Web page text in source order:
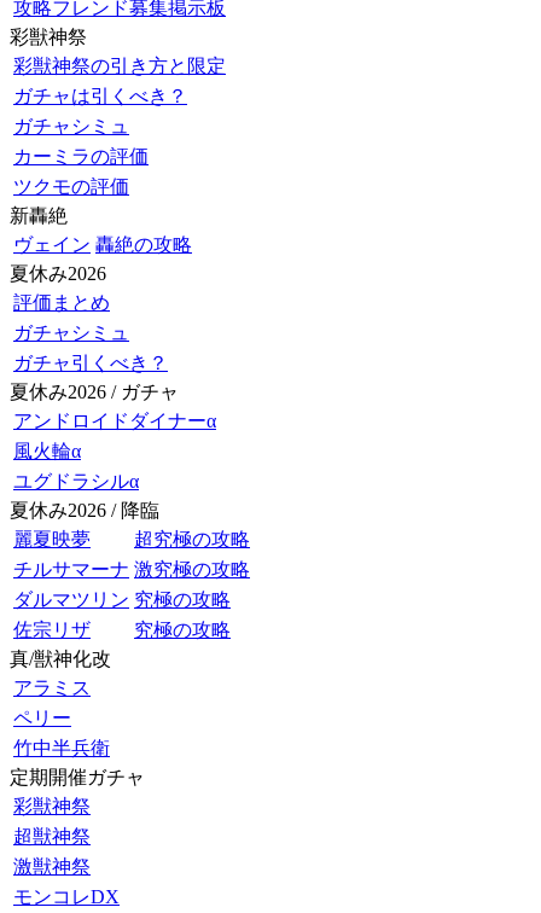
攻略フレンド募集掲示板
彩獣神祭
彩獣神祭の引き方と限定
ガチャは引くべき？
ガチャシミュ
カーミラの評価
ツクモの評価
新轟絶
ヴェイン 轟絶の攻略
夏休み2026
評価まとめ
ガチャシミュ
ガチャ引くべき？
夏休み2026 / ガチャ
アンドロイドダイナーα
風火輪α
ユグドラシルα
夏休み2026 / 降臨
麗夏映夢
超究極の攻略
チルサマーナ 激究極の攻略
ダルマツリン 究極の攻略
佐宗リザ
究極の攻略
真/獣神化改
アラミス
ペリー
竹中半兵衛
定期開催ガチャ
彩獣神祭
超獣神祭
激獣神祭
モンコレDX